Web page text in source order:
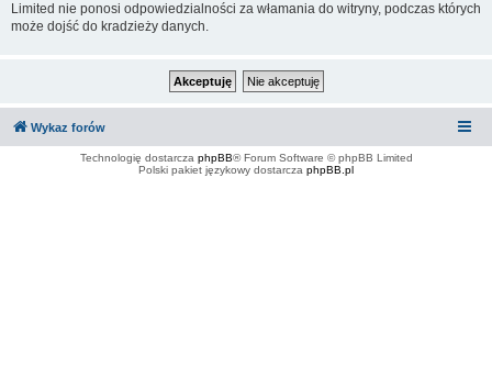
Limited nie ponosi odpowiedzialności za włamania do witryny, podczas których
może dojść do kradzieży danych.
Wykaz forów
Technologię dostarcza phpBB® Forum Software © phpBB Limited
Polski pakiet językowy dostarcza phpBB.pl